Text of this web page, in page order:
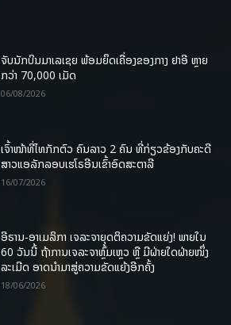
ຈັບນັກບິນມາເລເຊຍ ພ້ອມຍຶດເຄື່ອງຂອງກາງ ຢາອີ ຫຼາຍ
ກວ່າ 70,000 ເມັດ
06/08/2026
ເຈົ້າໜ້າທີ່ໄທກັກຕົວ ຄົນລາວ 2 ຄົນ ທີ່ກ່ຽວຂ້ອງກັບຄະດີ
ສາວແອລັກລອບເຮໂຣອີນເຂົ້າອົດສະຕາລີ
16/07/2026
ອີຣານ-ອາເມລິກາ ເຈລະຈາຍຸດຕິຄວາມຂັດແຍ່ງ! ພາຍໃນ
60 ວັນນີ້ ຖ້າການເຈລະຈາຫຼົ້ມເຫຼວ ຫຼື ມີຝ່າຍໃດຝ່າຍໜຶ່ງ
ລະເມີດ ອາດນໍາມາສູ່ຄວາມຂັດແຍ້ງອີກຄັ້ງ
18/06/2026